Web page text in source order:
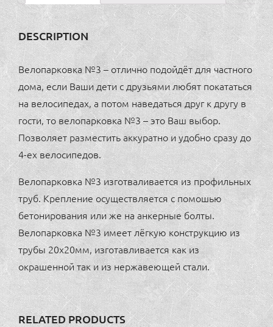
quantity
DESCRIPTION
Велопарковка №3 – отлично подойдёт для частного
дома, если Ваши дети с друзьями любят покататься
на велосипедах, а потом наведаться друг к другу в
гости, то велопарковка №3 – это Ваш выбор.
Позволяет разместить аккуратно и удобно сразу до
4-ех велосипедов.
Велопарковка №3 изготваливается из профильных
труб. Крепление осуществляется с помошью
бетонирования или же на анкерные болты.
Велопарковка №3 имеет лёгкую конструкцию из
трубы 20х20мм, изготавливается как из
окрашенной так и из нержавеющей стали.
RELATED PRODUCTS